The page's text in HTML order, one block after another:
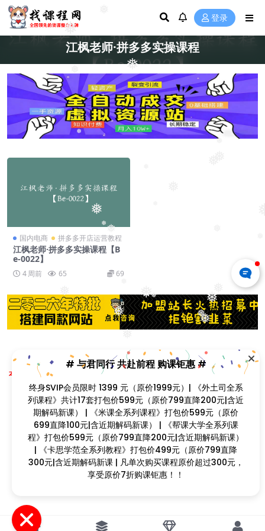
❅
❅
❅
❅
❅
❅
❅
❅
❅
❅
❅
❅
❅
❅
❅
❅ ❅
❅
登录
江枫老师·拼多多实操课程
国内电商 拼多多开店运营教程
江枫老师·拼多多实操课程【B
e-0022】
4 周前 65 69
Copyright © 2023找课程网- All rights reserved
本站支持课程资源互换，优质课程资源互换请联系微信在线客服：zkcw598 (备
注：课程互换)
闽ICP备2022077749号
# 与君同行 共赴前程 购课钜惠 #
终身SVIP会员限时 1399 元（原价1999元）| 《外土司全系
列课程》共计17套打包价599元（原价799直降200元|含近
期解码新课） | 《米课全系列课程》打包价599元（原价
699直降100元|含近期解码新课） | 《帮课大学全系列课
程》打包价599元（原价799直降200元|含近期解码新课）
| 《卡思学范全系列教程》打包价499元（原价799直降
300元|含近期解码新课 | 凡单次购买课程原价超过300元，
享受原价7折购课钜惠！！